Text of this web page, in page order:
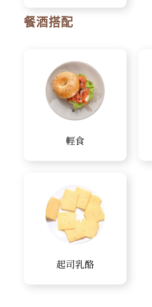
餐酒搭配
輕食
起司乳酪